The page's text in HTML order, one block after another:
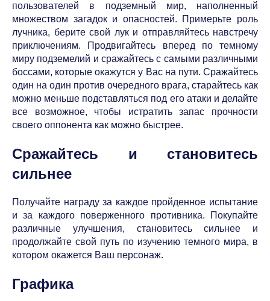
пользователей в подземный мир, наполненный
множеством загадок и опасностей. Примерьте роль
лучника, берите свой лук и отправляйтесь навстречу
приключениям. Продвигайтесь вперед по темному
миру подземелий и сражайтесь с самыми различными
боссами, которые окажутся у Вас на пути. Сражайтесь
один на один против очередного врага, старайтесь как
можно меньше подставляться под его атаки и делайте
все возможное, чтобы истратить запас прочности
своего оппонента как можно быстрее.
Сражайтесь и становитесь
сильнее
Получайте награду за каждое пройденное испытание
и за каждого поверженного противника. Покупайте
различные улучшения, становитесь сильнее и
продолжайте свой путь по изучению темного мира, в
котором окажется Ваш персонаж.
Графика